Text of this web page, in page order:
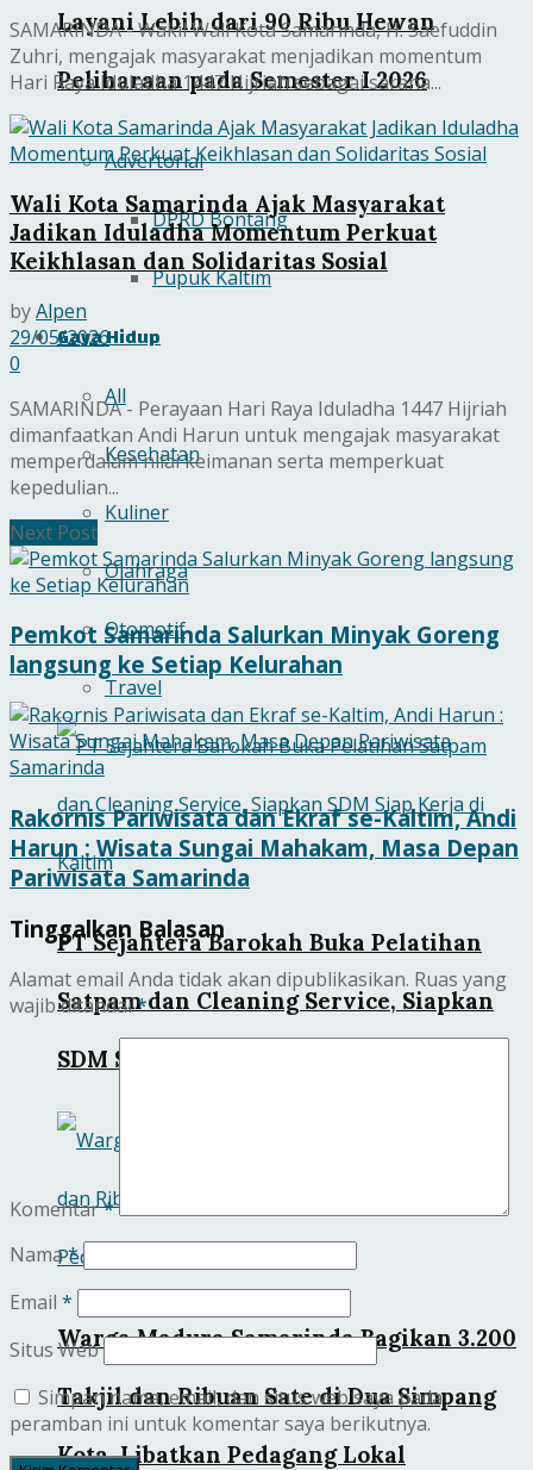
Layani Lebih dari 90 Ribu Hewan
Peliharaan pada Semester I 2026
Advertorial
DPRD Bontang
Pupuk Kaltim
Gaya Hidup
All
Kesehatan
Kuliner
Olahraga
Otomotif
Travel
PT Sejahtera Barokah Buka Pelatihan
Satpam dan Cleaning Service, Siapkan
SDM Siap Kerja di Kaltim
Warga Madura Samarinda Bagikan 3.200
Takjil dan Ribuan Sate di Dua Simpang
Kota, Libatkan Pedagang Lokal
SAMARINDA - Wakil Wali Kota Samarinda, H. Saefuddin
Zuhri, mengajak masyarakat menjadikan momentum
Hari Raya Iduladha 1447 Hijriah sebagai sarana...
Wali Kota Samarinda Ajak Masyarakat
Jadikan Iduladha Momentum Perkuat
Keikhlasan dan Solidaritas Sosial
byAlpen
29/05/2026
0
SAMARINDA - Perayaan Hari Raya Iduladha 1447 Hijriah
dimanfaatkan Andi Harun untuk mengajak masyarakat
memperdalam nilai keimanan serta memperkuat
kepedulian...
Next Post
Pemkot Samarinda Salurkan Minyak Goreng
langsung ke Setiap Kelurahan
Rakornis Pariwisata dan Ekraf se-Kaltim, Andi
Harun : Wisata Sungai Mahakam, Masa Depan
Pariwisata Samarinda
Tinggalkan Balasan
Alamat email Anda tidak akan dipublikasikan. Ruas yang
wajib ditandai*
Komentar*
Nama*
Email *
Situs Web
Simpan nama, email, dan situs web saya pada
peramban ini untuk komentar saya berikutnya.